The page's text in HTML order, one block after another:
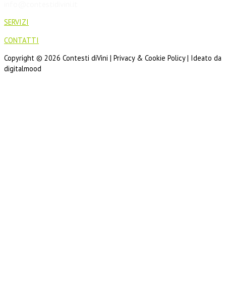
SERVIZI
CONTATTI
Copyright © 2026 Contesti diVini | Privacy & Cookie Policy | Ideato da
digitalmood